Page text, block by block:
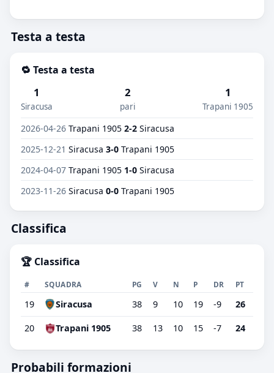
Testa a testa
🔁 Testa a testa
1
Siracusa
2
pari
1
Trapani 1905
2026-04-26 Trapani 1905 2-2 Siracusa
2025-12-21 Siracusa 3-0 Trapani 1905
2024-04-07 Trapani 1905 1-0 Siracusa
2023-11-26 Siracusa 0-0 Trapani 1905
Classifica
🏆 Classifica
# SQUADRA PG V N P DR PT
19 Siracusa 38 9 10 19 -9 26
20 Trapani 1905 38 13 10 15 -7 24
Probabili formazioni